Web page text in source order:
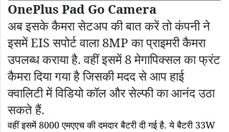
OnePlus Pad Go Camera
अब इसके कैमरा सेटअप की बात करें तो कंपनी ने
इसमेंEIS सपोर्ट वाला 8MP का प्राइमरी कैमरा
उपलब्ध कराया है. वहीं इसमें 8 मेगापिक्सल का फ्रंट
कैमरा दिया गया है जिसकी मदद से आप हाई
क्वालिटी में विडियो कॉल और सेल्फी का आनंद उठा
सकते हैं.
वहीं इसमें 8000 एमएएच की दमदार बैटरी दी गई है. ये बैटरी 33W